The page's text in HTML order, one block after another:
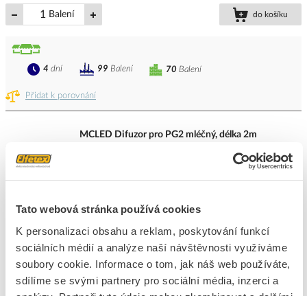
Tato webová stránka používá cookies
K personalizaci obsahu a reklam, poskytování funkcí
sociálních médií a analýze naší návštěvnosti využíváme
soubory cookie. Informace o tom, jak náš web používáte,
sdílíme se svými partnery pro sociální média, inzerci a
Balení do košíku
Přidat k porovnání
70 Balení
4 dní 99 Balení
MCLED Difuzor pro PG2 mléčný, délka 2m
Cena s DPH
m do košíku
Tento produkt je v balení po 2 m